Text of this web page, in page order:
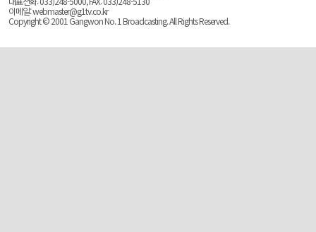
이메일: webmaster@g1tv.co.kr
Copyright © 2001 Gangwon No. 1 Broadcasting. All Rights Reserved.